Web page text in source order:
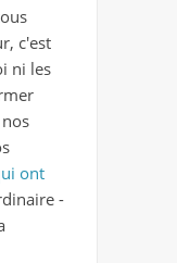
c'est
ni les
ont
-